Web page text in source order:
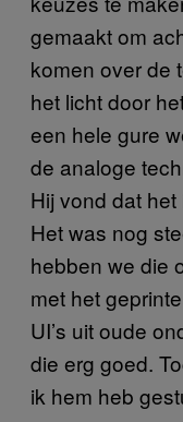
gemaakt om
komen over de
het licht door
een hele gure
de analoge
Hij vond dat
Het was nog
hebben we die
met het
UI’s uit oude
die erg goed.
ik hem heb